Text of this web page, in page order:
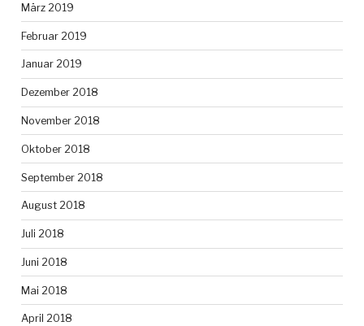
März 2019
Februar 2019
Januar 2019
Dezember 2018
November 2018
Oktober 2018
September 2018
August 2018
Juli 2018
Juni 2018
Mai 2018
April 2018